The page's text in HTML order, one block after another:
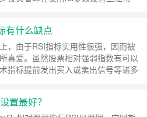
有什么缺点
，由于RSI指标实用性很强，因而被
喜爱。虽然股票相对强弱指数有可以
指标提前发出买入或卖出信号等诸多
置最好？